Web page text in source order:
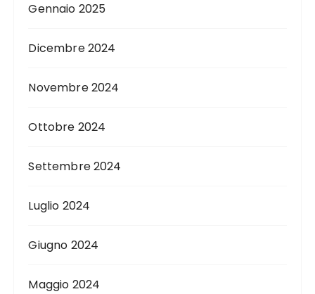
Gennaio 2025
Dicembre 2024
Novembre 2024
Ottobre 2024
Settembre 2024
Luglio 2024
Giugno 2024
Maggio 2024